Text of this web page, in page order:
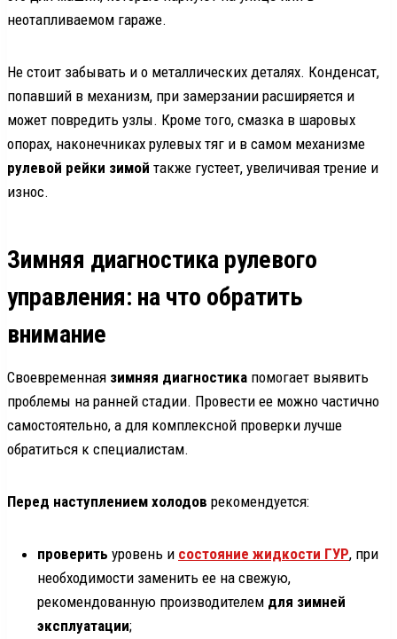
неотапливаемом гараже.
Не стоит забывать и о металлических деталях. Конденсат,
попавший в механизм, при замерзании расширяется и
может повредить узлы. Кроме того, смазка в шаровых
опорах, наконечниках рулевых тяг и в самом механизме
рулевой рейки зимой также густеет, увеличивая трение и
износ.
Зимняя диагностика рулевого
управления: на что обратить
внимание
Своевременная зимняя диагностика помогает выявить
проблемы на ранней стадии. Провести ее можно частично
самостоятельно, а для комплексной проверки лучше
обратиться к специалистам.
Перед наступлением холодов рекомендуется:
проверить уровень и состояние жидкости ГУР, при
необходимости заменить ее на свежую,
рекомендованную производителем для зимней
эксплуатации;